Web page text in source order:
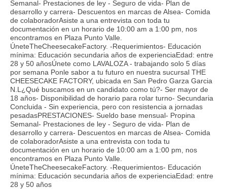
Semanal- Prestaciones de ley - Seguro de vida- Plan de
desarrollo y carrera- Descuentos en marcas de Alsea- Comida
de colaboradorAsiste a una entrevista con toda tu
documentación en un horario de 10:00 am a 1:00 pm, nos
encontramos en Plaza Punto Valle.
ÚneteTheCheesecakeFactory. -Requerimientos- Educación
mínima: Educación secundaria años de experienciaEdad: entre
28 y 50 añosÚnete como LAVALOZA - trabajando solo 5 días
por semana Ponle sabor a tu futuro en nuestra sucursal THE
CHEESECAKE FACTORY, ubicada en San Pedro Garza Garcia
N.L¿Qué buscamos en un candidato como tú?- Ser mayor de
18 años- Disponibilidad de horario para rolar turno- Secundaria
Concluida - Sin experiencia, pero con resistencia a jornadas
pesadasPRESTACIONES- Sueldo base mensual- Propina
Semanal- Prestaciones de ley - Seguro de vida- Plan de
desarrollo y carrera- Descuentos en marcas de Alsea- Comida
de colaboradorAsiste a una entrevista con toda tu
documentación en un horario de 10:00 am a 1:00 pm, nos
encontramos en Plaza Punto Valle.
ÚneteTheCheesecakeFactory. -Requerimientos- Educación
mínima: Educación secundaria años de experienciaEdad: entre
28 y 50 años